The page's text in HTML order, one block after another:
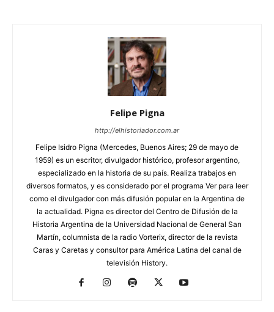
Felipe Pigna
http://elhistoriador.com.ar
Felipe Isidro Pigna (Mercedes, Buenos Aires; 29 de mayo de
1959) es un escritor, divulgador histórico, profesor argentino,
especializado en la historia de su país. Realiza trabajos en
diversos formatos, y es considerado por el programa Ver para leer
como el divulgador con más difusión popular en la Argentina de
la actualidad. Pigna es director del Centro de Difusión de la
Historia Argentina de la Universidad Nacional de General San
Martín, columnista de la radio Vorterix, director de la revista
Caras y Caretas y consultor para América Latina del canal de
televisión History.